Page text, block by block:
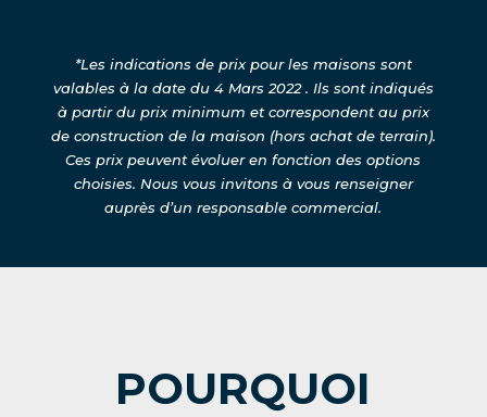
*Les indications de prix pour les maisons sont
valables à la date du 4 Mars 2022 . Ils sont indiqués
à partir du prix minimum et correspondent au prix
de construction de la maison (hors achat de terrain).
Ces prix peuvent évoluer en fonction des options
choisies. Nous vous invitons à vous renseigner
auprès d’un responsable commercial.
POURQUOI